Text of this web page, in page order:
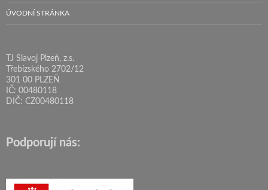
ÚVODNÍ STRÁNKA
TJ Slavoj Plzeň, z.s.
Třebízského 2702/12
301 00 PLZEŇ
IČ: 00480118
DIČ: CZ00480118
Podporují nás: